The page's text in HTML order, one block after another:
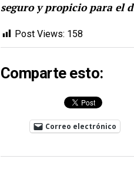
seguro y propicio para el
Post Views: 158
Comparte esto:
Correo electrónico